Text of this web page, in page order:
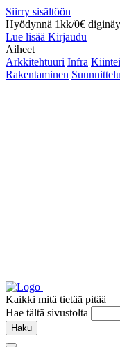
Siirry sisältöön
Hyödynnä 1kk/0€
Lue lisää Kirjaudu
Aiheet
Arkkitehtuuri Infra
Rakentaminen Suunnittelu
Kaikki mitä tietää pitää
Hae tältä sivustolta
Haku